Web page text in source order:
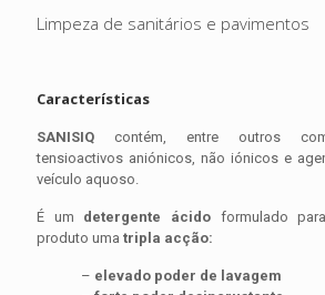
Limpeza de sanitários e pavimentos
Características
SANISIQ contém, entre outros
tensioactivos aniónicos, não iónicos e
veículo aquoso.
É um detergente ácidoformulado
produto uma tripla acção:
– elevado poder de lavagem